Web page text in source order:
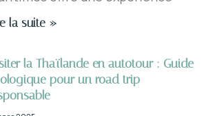
la suite »
la Thaïlande en autotour : Guide
pour un road trip